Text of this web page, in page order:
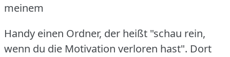
meinem
Handy einen Ordner, der heißt "schau rein,
wenn du die Motivation verloren hast". Dort